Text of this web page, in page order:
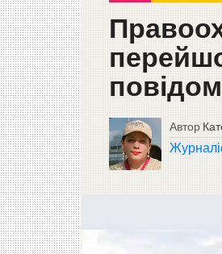
Автор